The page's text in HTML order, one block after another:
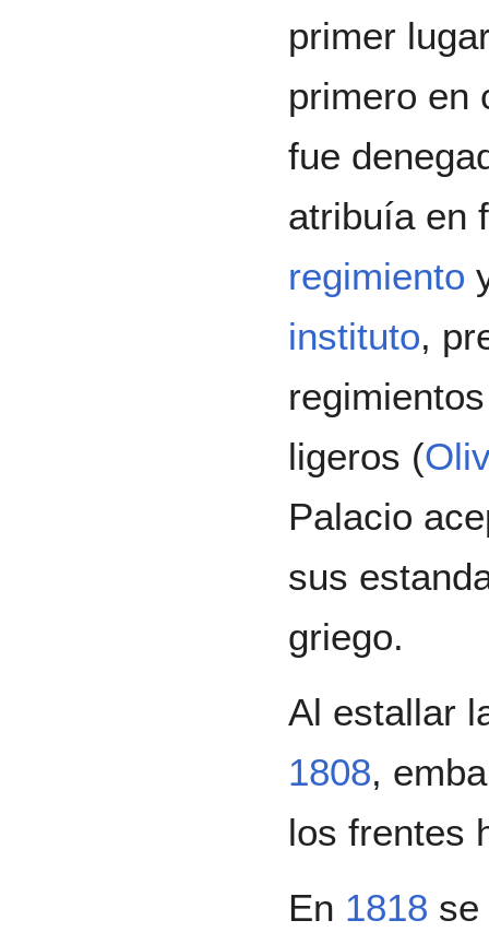
primer
primero en
fue
atribuía en
regimiento
instituto,
ligeros (
Palacio
sus
griego.
Al estallar
1808,
los frentes
En 1818